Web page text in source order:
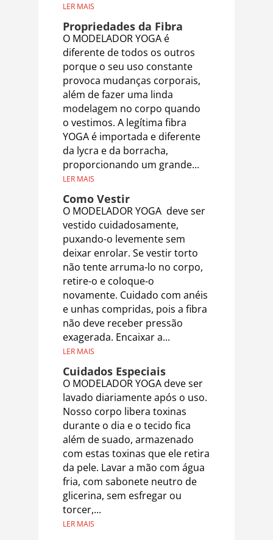
LER MAIS
Propriedades da Fibra
O MODELADOR YOGA é
diferente de todos os outros
porque o seu uso constante
provoca mudanças corporais,
além de fazer uma linda
modelagem no corpo quando
o vestimos. A legítima fibra
YOGA é importada e diferente
da lycra e da borracha,
proporcionando um grande...
LER MAIS
Como Vestir
O MODELADOR YOGA deve ser
vestido cuidadosamente,
puxando-o levemente sem
deixar enrolar. Se vestir torto
não tente arruma-lo no corpo,
retire-o e coloque-o
novamente. Cuidado com anéis
e unhas compridas, pois a fibra
não deve receber pressão
exagerada. Encaixar a...
LER MAIS
Cuidados Especiais
O MODELADOR YOGA deve ser
lavado diariamente após o uso.
Nosso corpo libera toxinas
durante o dia e o tecido fica
além de suado, armazenado
com estas toxinas que ele retira
da pele. Lavar a mão com água
fria, com sabonete neutro de
glicerina, sem esfregar ou
torcer,...
LER MAIS